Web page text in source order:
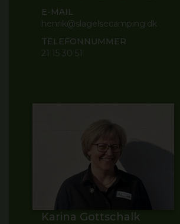
E-MAIL
henrik@slagelsecamping.dk
TELEFONNUMMER
21 15 30 51
Karina Gottschalk